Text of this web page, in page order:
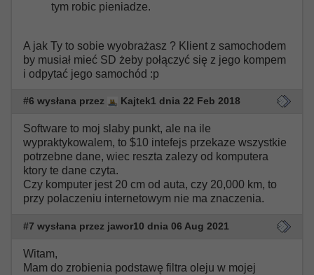
tym robic pieniadze.
A jak Ty to sobie wyobrażasz ? Klient z samochodem
by musiał mieć SD żeby połączyć się z jego kompem
i odpytać jego samochód :p
#6 wysłana przez Kajtek1 dnia 22 Feb 2018
Software to moj slaby punkt, ale na ile
wypraktykowalem, to $10 intefejs przekaze wszystkie
potrzebne dane, wiec reszta zalezy od komputera
ktory te dane czyta.
Czy komputer jest 20 cm od auta, czy 20,000 km, to
przy polaczeniu internetowym nie ma znaczenia.
#7 wysłana przez jawor10 dnia 06 Aug 2021
Witam,
Mam do zrobienia podstawę filtra oleju w mojej